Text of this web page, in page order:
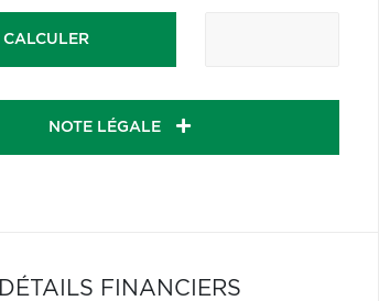
CALCULER
NOTE LÉGALE
DÉTAILS FINANCIERS